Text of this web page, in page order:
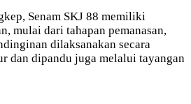
Senam SKJ 88 memiliki
mulai dari tahapan pemanasan,
dilaksanakan secara
dan dipandu juga melalui tayangan